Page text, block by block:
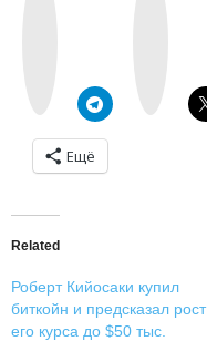
Ещё
Related
Роберт Кийосаки купил
биткойн и предсказал рост
его курса до $50 тыс.